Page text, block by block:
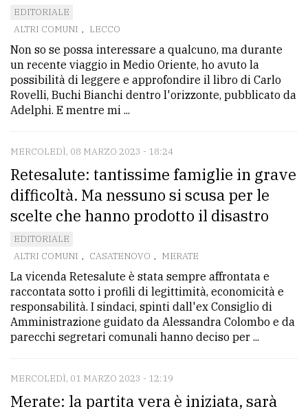
EDITORIALE
ALTRI COMUNI , LECCO
Non so se possa interessare a qualcuno, ma durante
un recente viaggio in Medio Oriente, ho avuto la
possibilità di leggere e approfondire il libro di Carlo
Rovelli, Buchi Bianchi dentro l'orizzonte, pubblicato da
Adelphi. E mentre mi ...
MERCOLEDÌ, 08 MARZO 2023 - 18:24
Retesalute: tantissime famiglie in grave
difficoltà. Ma nessuno si scusa per le
scelte che hanno prodotto il disastro
EDITORIALE
ALTRI COMUNI , CASATENOVO , MERATE
La vicenda Retesalute è stata sempre affrontata e
raccontata sotto i profili di legittimità, economicità e
responsabilità. I sindaci, spinti dall'ex Consiglio di
Amministrazione guidato da Alessandra Colombo e da
parecchi segretari comunali hanno deciso per ...
MERCOLEDÌ, 01 MARZO 2023 - 12:19
Merate: la partita vera è iniziata, sarà